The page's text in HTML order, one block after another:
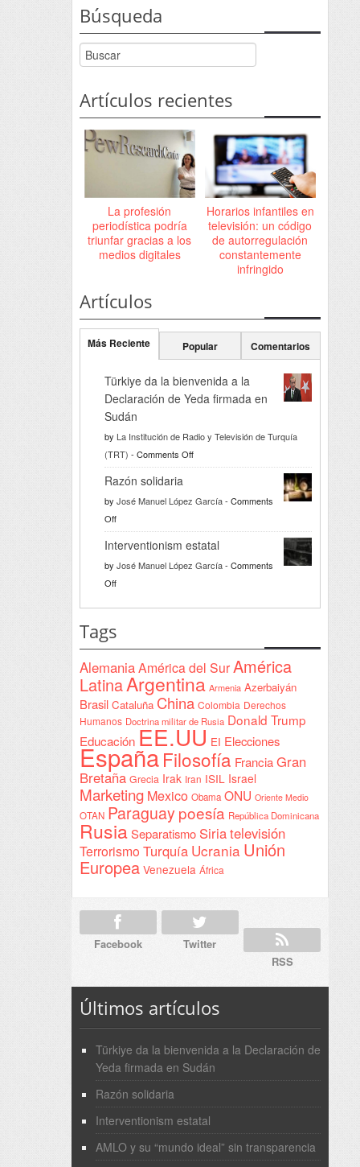
Búsqueda
Artículos recientes
La profesión
periodística podría
triunfar gracias a los
medios digitales
Horarios infantiles en
televisión: un código
de autorregulación
constantemente
infringido
Artículos
Más Reciente Popular Comentarios
Türkiye da la bienvenida a la
Declaración de Yeda firmada en
Sudán
by La Institución de Radio y Televisión de Turquía
(TRT) - Comments Offon
Türkiye
la
a
la
Yeda
en
Sudán
Razón solidaria
by José Manuel López García- Comments
Offon
Razón
solidaria
Interventionism estatal
by José Manuel López García- Comments
Offon
Tags
AlemaniaAmérica del SurAmérica
LatinaArgentina Armenia Azerbaiyán
Brasil Cataluña China Colombia Derechos
Humanos Doctrina militar de Rusia Donald Trump
Educación EE.UU EI Elecciones
España Filosofía Francia Gran
Bretaña Grecia Irak Iran ISIL Israel
Marketing Mexico Obama ONU Oriente Medio
OTAN Paraguay poesía República Dominicana
Rusia Separatismo Siriatelevisión
Terrorismo Turquía Ucrania Unión
Europea Venezuela África
Facebook
Twitter
RSS
Últimos artículos
Türkiye da la bienvenida a la Declaración de
Yeda firmada en Sudán
Razón solidaria
Interventionism estatal
AMLO y su “mundo ideal” sin transparencia